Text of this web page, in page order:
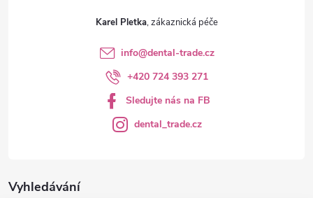
Vyhledávání
Karel Pletka
info@dental-trade.cz
+420 724 393 271
Sledujte nás na FB
dental_trade.cz